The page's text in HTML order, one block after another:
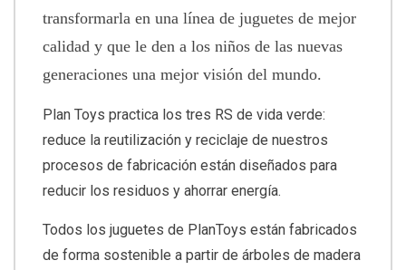
transformarla en una línea de juguetes de mejor
calidad y que le den a los niños de las nuevas
generaciones una mejor visión del mundo.
Plan Toys practica los tres RS de vida verde:
reduce la reutilización y reciclaje de nuestros
procesos de fabricación están diseñados para
reducir los residuos y ahorrar energía.
Todos los juguetes de PlanToys están fabricados
de forma sostenible a partir de árboles de madera